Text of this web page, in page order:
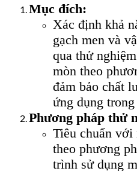
Mục đích:
Xác định khả
gạch men và
qua thử
mòn theo
đảm bảo chất
ứng dụng
Phương pháp thử
Tiêu chuẩn
theo phương
trình sử dụng